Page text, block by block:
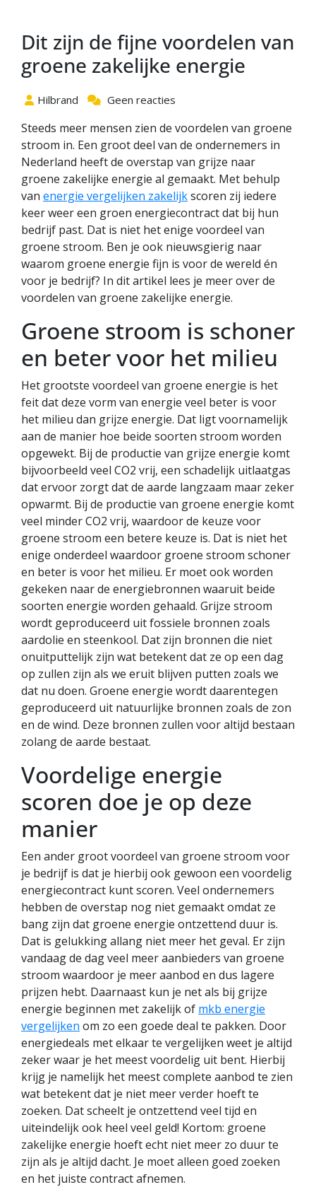
Dit zijn de fijne voordelen van
groene zakelijke energie
Hilbrand Geen reacties
Steeds meer mensen zien de voordelen van groene
stroom in. Een groot deel van de ondernemers in
Nederland heeft de overstap van grijze naar
groene zakelijke energie al gemaakt. Met behulp
van energie vergelijken zakelijkscoren zij iedere
keer weer een groen energiecontract dat bij hun
bedrijf past. Dat is niet het enige voordeel van
groene stroom. Ben je ook nieuwsgierig naar
waarom groene energie fijn is voor de wereld én
voor je bedrijf? In dit artikel lees je meer over de
voordelen van groene zakelijke energie.
Groene stroom is schoner
en beter voor het milieu
Het grootste voordeel van groene energie is het
feit dat deze vorm van energie veel beter is voor
het milieu dan grijze energie. Dat ligt voornamelijk
aan de manier hoe beide soorten stroom worden
opgewekt. Bij de productie van grijze energie komt
bijvoorbeeld veel CO2 vrij, een schadelijk uitlaatgas
dat ervoor zorgt dat de aarde langzaam maar zeker
opwarmt. Bij de productie van groene energie komt
veel minder CO2 vrij, waardoor de keuze voor
groene stroom een betere keuze is. Dat is niet het
enige onderdeel waardoor groene stroom schoner
en beter is voor het milieu. Er moet ook worden
gekeken naar de energiebronnen waaruit beide
soorten energie worden gehaald. Grijze stroom
wordt geproduceerd uit fossiele bronnen zoals
aardolie en steenkool. Dat zijn bronnen die niet
onuitputtelijk zijn wat betekent dat ze op een dag
op zullen zijn als we eruit blijven putten zoals we
dat nu doen. Groene energie wordt daarentegen
geproduceerd uit natuurlijke bronnen zoals de zon
en de wind. Deze bronnen zullen voor altijd bestaan
zolang de aarde bestaat.
Voordelige energie
scoren doe je op deze
manier
Een ander groot voordeel van groene stroom voor
je bedrijf is dat je hierbij ook gewoon een voordelig
energiecontract kunt scoren. Veel ondernemers
hebben de overstap nog niet gemaakt omdat ze
bang zijn dat groene energie ontzettend duur is.
Dat is gelukking allang niet meer het geval. Er zijn
vandaag de dag veel meer aanbieders van groene
stroom waardoor je meer aanbod en dus lagere
prijzen hebt. Daarnaast kun je net als bij grijze
energie beginnen met zakelijk of mkb energie
vergelijken om zo een goede deal te pakken. Door
energiedeals met elkaar te vergelijken weet je altijd
zeker waar je het meest voordelig uit bent. Hierbij
krijg je namelijk het meest complete aanbod te zien
wat betekent dat je niet meer verder hoeft te
zoeken. Dat scheelt je ontzettend veel tijd en
uiteindelijk ook heel veel geld! Kortom: groene
zakelijke energie hoeft echt niet meer zo duur te
zijn als je altijd dacht. Je moet alleen goed zoeken
en het juiste contract afnemen.